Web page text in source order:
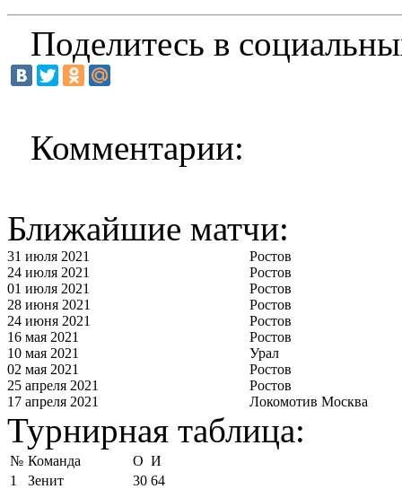
Поделитесь в
Комментарии:
Ближайшие матчи:
31 июля 2021
Ростов
24 июля 2021
Ростов
01 июля 2021
Ростов
28 июня 2021
Ростов
24 июня 2021
Ростов
16 мая 2021
Ростов
10 мая 2021
Урал
02 мая 2021
Ростов
25 апреля 2021
Ростов
17 апреля 2021
Локомотив Москва
Турнирная таблица:
№ Команда О И
1
Зенит 30 64